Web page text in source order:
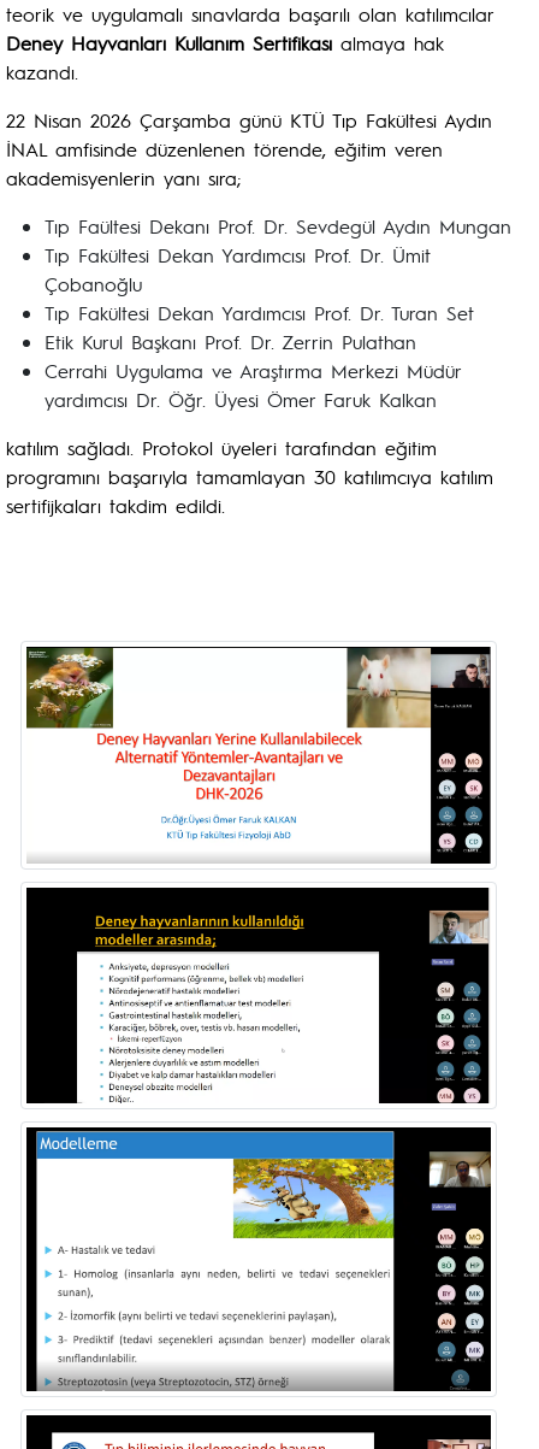
teorik ve uygulamalı sınavlarda başarılı olan katılımcılar
Deney Hayvanları Kullanım Sertifikası almaya hak
kazandı.
22 Nisan 2026 Çarşamba günü KTÜ Tıp Fakültesi Aydın
İNAL amfisinde düzenlenen törende, eğitim veren
akademisyenlerin yanı sıra;
Tıp Faültesi Dekanı Prof. Dr. Sevdegül Aydın Mungan
Tıp Fakültesi Dekan Yardımcısı Prof. Dr. Ümit
Çobanoğlu
Tıp Fakültesi Dekan Yardımcısı Prof. Dr. Turan Set
Etik Kurul Başkanı Prof. Dr. Zerrin Pulathan
Cerrahi Uygulama ve Araştırma Merkezi Müdür
yardımcısı Dr. Öğr. Üyesi Ömer Faruk Kalkan
katılım sağladı. Protokol üyeleri tarafından eğitim
programını başarıyla tamamlayan 30 katılımcıya katılım
sertifijkaları takdim edildi.